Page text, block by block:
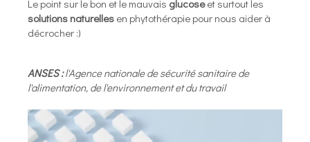
Le point sur le bon et le mauvais glucoseet surtout les
solutions naturelles en phytothérapie pour nous aider à
décrocher :)
ANSES :l'Agence nationale de sécurité sanitaire de
l'alimentation, de l'environnement et du travail